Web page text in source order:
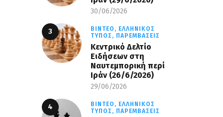
30/06/2026
ΒΊΝΤΕΟ, ΕΛΛΗΝΙΚΌΣ
ΤΎΠΟΣ, ΠΑΡΕΜΒΆΣΕΙΣ
Κεντρικό Δελτίο
Ειδήσεων στη
Ναυτεμπορική περί
Iράν (26/6/2026)
29/06/2026
ΒΊΝΤΕΟ, ΕΛΛΗΝΙΚΌΣ
ΤΎΠΟΣ, ΠΑΡΕΜΒΆΣΕΙΣ